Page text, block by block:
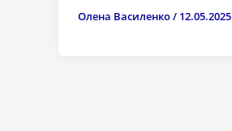
Олена Василенко/ 12.05.2025